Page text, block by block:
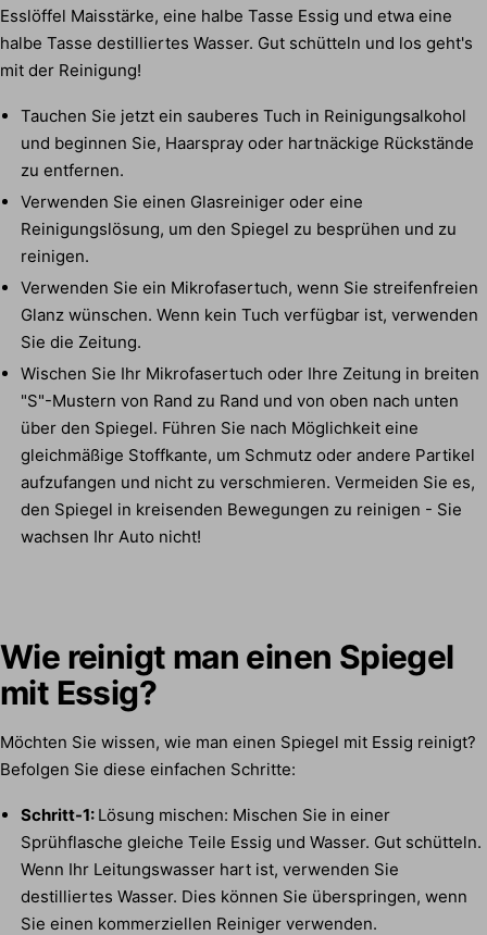
Esslöffel Maisstärke, eine halbe Tasse Essig und etwa eine
halbe Tasse destilliertes Wasser. Gut schütteln und los geht's
mit der Reinigung!
Tauchen Sie jetzt ein sauberes Tuch in Reinigungsalkohol
und beginnen Sie, Haarspray oder hartnäckige Rückstände
zu entfernen.
Verwenden Sie einen Glasreiniger oder eine
Reinigungslösung, um den Spiegel zu besprühen und zu
reinigen.
Verwenden Sie ein Mikrofasertuch, wenn Sie streifenfreien
Glanz wünschen. Wenn kein Tuch verfügbar ist, verwenden
Sie die Zeitung.
Wischen Sie Ihr Mikrofasertuch oder Ihre Zeitung in breiten
"S"-Mustern von Rand zu Rand und von oben nach unten
über den Spiegel. Führen Sie nach Möglichkeit eine
gleichmäßige Stoffkante, um Schmutz oder andere Partikel
aufzufangen und nicht zu verschmieren. Vermeiden Sie es,
den Spiegel in kreisenden Bewegungen zu reinigen - Sie
wachsen Ihr Auto nicht!
Wie reinigt man einen Spiegel
mit Essig?
Möchten Sie wissen, wie man einen Spiegel mit Essig reinigt?
Befolgen Sie diese einfachen Schritte:
Schritt-1: Lösung mischen: Mischen Sie in einer
Sprühflasche gleiche Teile Essig und Wasser. Gut schütteln.
Wenn Ihr Leitungswasser hart ist, verwenden Sie
destilliertes Wasser. Dies können Sie überspringen, wenn
Sie einen kommerziellen Reiniger verwenden.